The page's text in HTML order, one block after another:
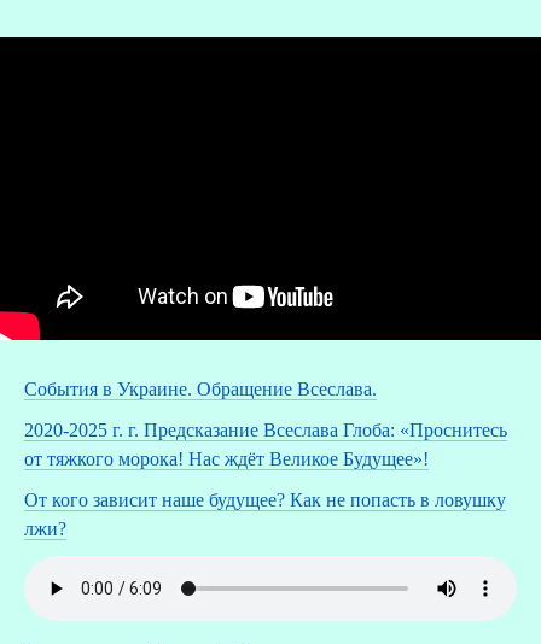
События в Украине. Обращение Всеслава.
2020-2025 г. г. Предсказание Всеслава Глоба: «Проснитесь
от тяжкого морока! Нас ждёт Великое Будущее»!
От кого зависит наше будущее? Как не попасть в ловушку
лжи?